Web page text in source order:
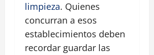
limpieza. Quienes
concurran a esos
establecimientos deben
recordar guardar las